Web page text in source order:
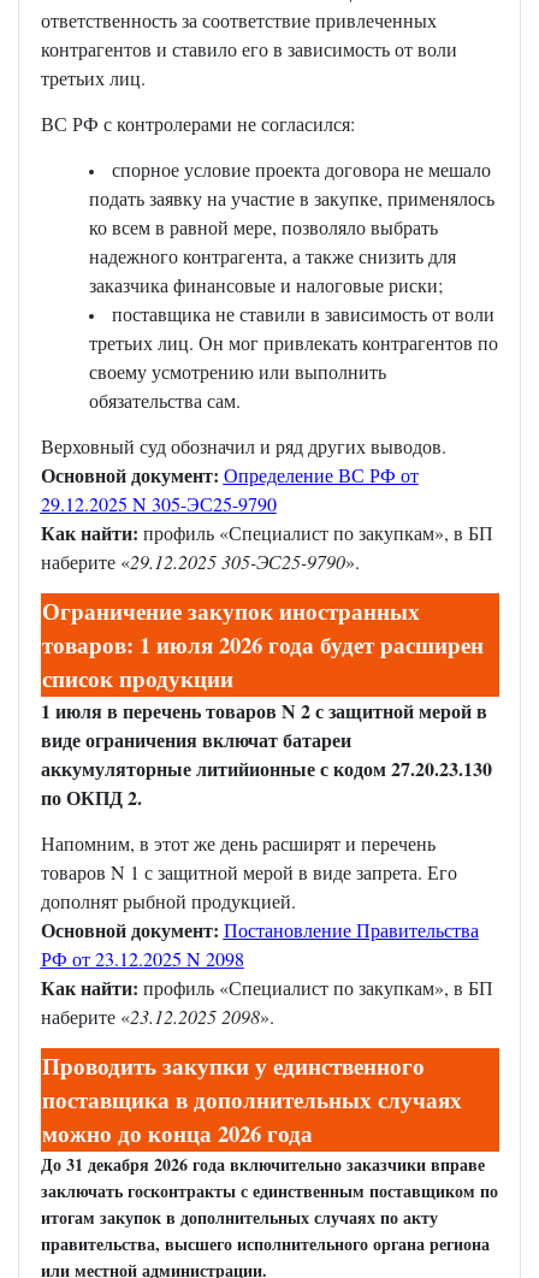
ответственность за соответствие привлеченных
контрагентов и ставило его в зависимость от воли
третьих лиц.
ВС РФ с контролерами не согласился:
спорное условие проекта договора не мешало
подать заявку на участие в закупке, применялось
ко всем в равной мере, позволяло выбрать
надежного контрагента, а также снизить для
заказчика финансовые и налоговые риски;
поставщика не ставили в зависимость от воли
третьих лиц. Он мог привлекать контрагентов по
своему усмотрению или выполнить
обязательства сам.
Верховный суд обозначил и ряд других выводов.
Основной документ: Определение ВС РФ от
29.12.2025 N 305-ЭС25-9790
Как найти: профиль «Специалист по закупкам», в БП
наберите «29.12.2025 305-ЭС25-9790».
Ограничение закупок иностранных
товаров: 1 июля 2026 года будет расширен
список продукции
1 июля в перечень товаров N 2 с защитной мерой в
виде ограничения включат батареи
аккумуляторные литийионные с кодом 27.20.23.130
по ОКПД 2.
Напомним, в этот же день расширят и перечень
товаров N 1 с защитной мерой в виде запрета. Его
дополнят рыбной продукцией.
Основной документ: Постановление Правительства
РФ от 23.12.2025 N 2098
Как найти: профиль «Специалист по закупкам», в БП
наберите «23.12.2025 2098».
Проводить закупки у единственного
поставщика в дополнительных случаях
можно до конца 2026 года
До 31 декабря 2026 года включительно заказчики вправе
заключать госконтракты с единственным поставщиком по
итогам закупок в дополнительных случаях по акту
правительства, высшего исполнительного органа региона
или местной администрации.